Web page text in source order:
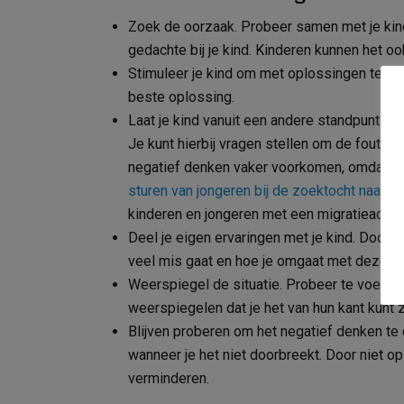
Zoek de oorzaak. Probeer samen met je
gedachte bij je kind. Kinderen kunnen het
Stimuleer je kind om met oplossingen te
beste oplossing.
Laat je kind vanuit een andere standpunt
Je kunt hierbij vragen stellen om de fout in
negatief denken vaker voorkomen, omdat
sturen van jongeren bij de zoektocht naar
kinderen en jongeren met een
Deel je eigen ervaringen met je kind. Door
veel mis gaat en hoe je omgaat met deze
Weerspiegel de situatie. Probeer te voelen
weerspiegelen dat je het van hun kant kunt
Blijven proberen om het negatief denken
wanneer je het niet doorbreekt. Door niet
verminderen.